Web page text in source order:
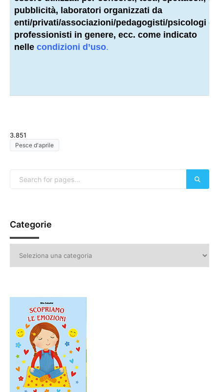
pubblicità, laboratori organizzati da
enti/privati/associazioni/pedagogisti/psicologi o
professionisti in genere, ecc. come indicato
nelle condizioni d’uso.
3.851
Pesce d'aprile
Categorie